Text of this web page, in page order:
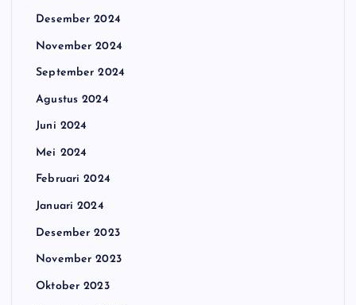
Desember 2024
November 2024
September 2024
Agustus 2024
Juni 2024
Mei 2024
Februari 2024
Januari 2024
Desember 2023
November 2023
Oktober 2023